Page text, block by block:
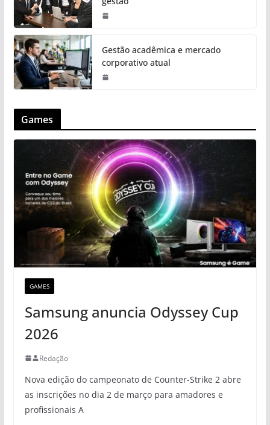
Gestão acadêmica e mercado
corporativo atual
Games
GAMES
Samsung anuncia Odyssey Cup
2026
Redação
Nova edição do campeonato de Counter-Strike 2 abre
as inscrições no dia 2 de março para amadores e
profissionais A